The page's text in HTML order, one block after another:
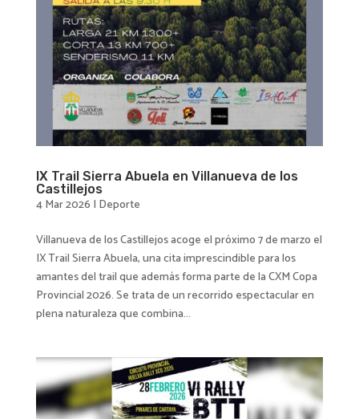
IX Trail Sierra Abuela en Villanueva de los
Castillejos
4 Mar 2026 | Deporte
Villanueva de los Castillejos acoge el próximo 7 de marzo el
IX Trail Sierra Abuela, una cita imprescindible para los
amantes del trail que además forma parte de la CXM Copa
Provincial 2026. Se trata de un recorrido espectacular en
plena naturaleza que combina...